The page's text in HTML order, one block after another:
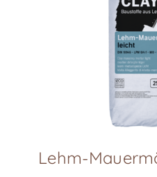
Lehm-